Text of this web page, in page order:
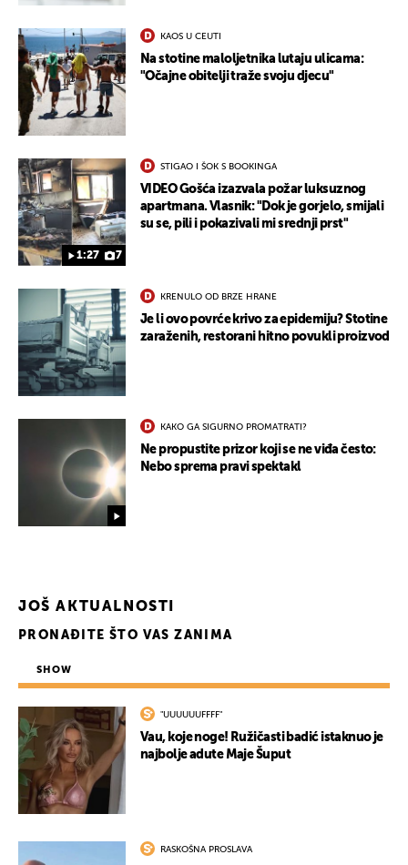
KAOS U CEUTI
Na stotine maloljetnika lutaju ulicama:
"Očajne obitelji traže svoju djecu"
1:27 7
STIGAO I ŠOK S BOOKINGA
VIDEO Gošća izazvala požar luksuznog
apartmana. Vlasnik: "Dok je gorjelo, smijali
su se, pili i pokazivali mi srednji prst"
KRENULO OD BRZE HRANE
Je li ovo povrće krivo za epidemiju? Stotine
zaraženih, restorani hitno povukli proizvod
KAKO GA SIGURNO PROMATRATI?
Ne propustite prizor koji se ne viđa često:
Nebo sprema pravi spektakl
JOŠ AKTUALNOSTI
PRONAĐITE ŠTO VAS ZANIMA
SHOW
"UUUUUUFFFF"
Vau, koje noge! Ružičasti badić istaknuo je
najbolje adute Maje Šuput
RASKOŠNA PROSLAVA